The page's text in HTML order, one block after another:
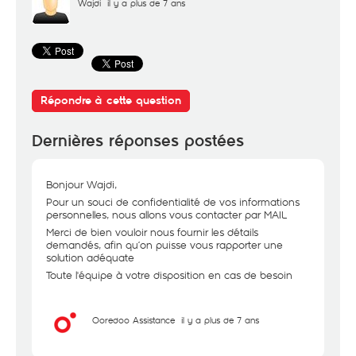
Wajdi il y a plus de 7 ans
Répondre à cette question
Dernières réponses postées
Bonjour Wajdi,
Pour un souci de confidentialité de vos informations
personnelles, nous allons vous contacter par MAIL
Merci de bien vouloir nous fournir les détails
demandés, afin qu’on puisse vous rapporter une
solution adéquate
Toute l'équipe à votre disposition en cas de besoin
Ooredoo Assistance il y a plus de 7 ans